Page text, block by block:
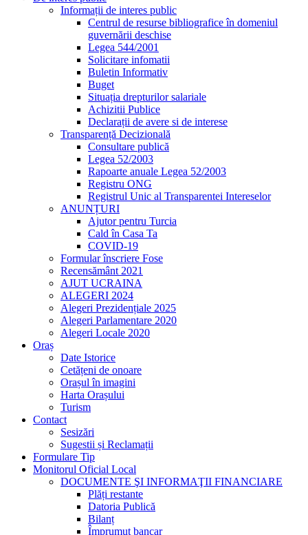
Informații de interes public
Centrul de resurse bibliografice în domeniul
guvernării deschise
Legea 544/2001
Solicitare infomatii
Buletin Informativ
Buget
Situația drepturilor salariale
Achizitii Publice
Declarații de avere si de interese
Transparență Decizională
Consultare publică
Legea 52/2003
Rapoarte anuale Legea 52/2003
Registru ONG
Registrul Unic al Transparentei Intereselor
ANUNȚURI
Ajutor pentru Turcia
Cald în Casa Ta
COVID-19
Formular înscriere Fose
Recensământ 2021
AJUT UCRAINA
ALEGERI 2024
Alegeri Prezidențiale 2025
Alegeri Parlamentare 2020
Alegeri Locale 2020
Oraș
Date Istorice
Cetățeni de onoare
Orașul în imagini
Harta Orașului
Turism
Contact
Sesizări
Sugestii și Reclamații
Formulare Tip
Monitorul Oficial Local
DOCUMENTE ŞI INFORMAŢII FINANCIARE
Plăți restante
Datoria Publică
Bilanț
Împrumut bancar